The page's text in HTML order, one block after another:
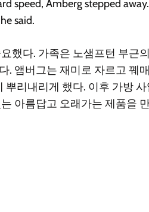
speed, Amberg stepped
said.
했다. 가족은 노샘프턴 부근
. 앰버그는 재미로 자르고 꿰
뿌리내리게 했다. 이후 가방
아름답고 오래가는 제품을